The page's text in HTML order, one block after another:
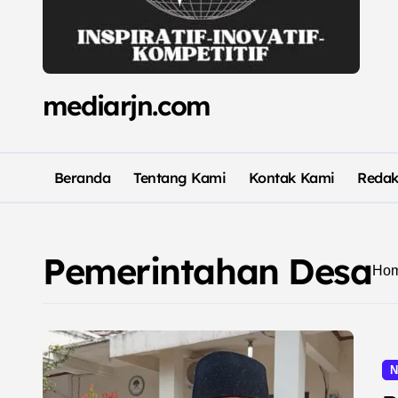
mediarjn.com
Beranda Tentang Kami Kontak Kami
Pemerintahan Desa